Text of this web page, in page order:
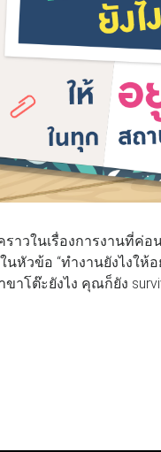
าวในเรื่องการงานที่ค่
นหัวข้อ “ทำงานยังไงใ
ขาโต๊ะยังไง คุณก็ยัง